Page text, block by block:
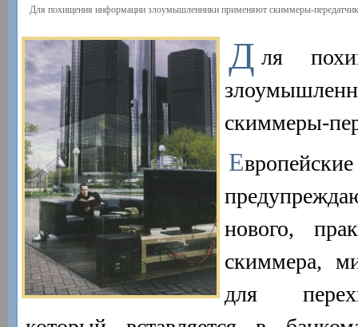
Для похищения информации злоумышленники применяют скиммеры-
Д ля
скиммеры-
Е
нового,
скиммера,
для